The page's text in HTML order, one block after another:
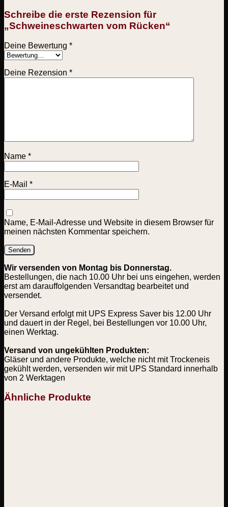
Schreibe die erste Rezension für
„Schweineschwarten vom Rücken“
Deine Bewertung *
Deine Rezension *
Name *
E-Mail *
Name, E-Mail-Adresse und Website in diesem Browser für
meinen nächsten Kommentar speichern.
Wir versenden von Montag bis Donnerstag.
Bestellungen, die nach 10.00 Uhr bei uns eingehen, werden
erst am darauffolgenden Versandtag bearbeitet und
versendet.
Der Versand erfolgt mit UPS Express Saver bis 12.00 Uhr
und dauert in der Regel, bei Bestellungen vor 10.00 Uhr,
einen Werktag.
Versand von ungekühlten Produkten:
Gläser und andere Produkte, welche nicht mit Trockeneis
gekühlt werden, versenden wir mit UPS Standard innerhalb
von 2 Werktagen
Ähnliche Produkte